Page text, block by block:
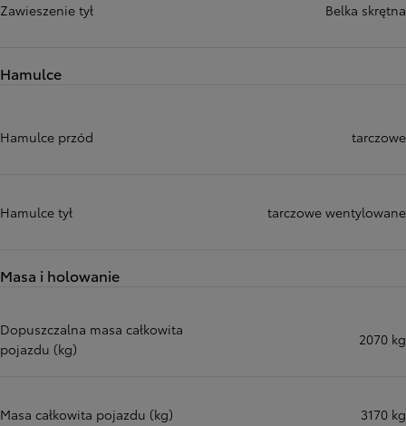
Zawieszenie tył Belka skrętna
Hamulce
Hamulce przód tarczowe
Hamulce tył tarczowe wentylowane
Masa i holowanie
Dopuszczalna masa całkowita
pojazdu (kg)
2070 kg
Masa całkowita pojazdu (kg) 3170 kg